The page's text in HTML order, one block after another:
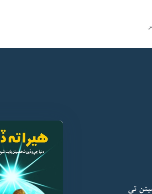
تي